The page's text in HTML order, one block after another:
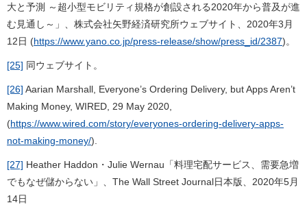
大と予測 ～超小型モビリティ規格が創設される2020年から普及が進
む見通し～」、株式会社矢野経済研究所ウェブサイト、2020年3月
12日 (https://www.yano.co.jp/press-release/show/press_id/2387)。
[25] 同ウェブサイト。
[26] Aarian Marshall, Everyone’s Ordering Delivery, but Apps Aren’t
Making Money, WIRED, 29 May 2020,
(https://www.wired.com/story/everyones-ordering-delivery-apps-
not-making-money/).
[27] Heather Haddon・Julie Wernau「料理宅配サービス、需要急増
でもなぜ儲からない」、The Wall Street Journal日本版、2020年5月
14日